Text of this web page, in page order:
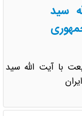
سید
با آیت الله سید